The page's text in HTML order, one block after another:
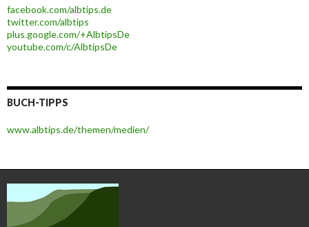
facebook.com/albtips.de
twitter.com/albtips
plus.google.com/+AlbtipsDe
youtube.com/c/AlbtipsDe
BUCH-TIPPS
www.albtips.de/themen/medien/